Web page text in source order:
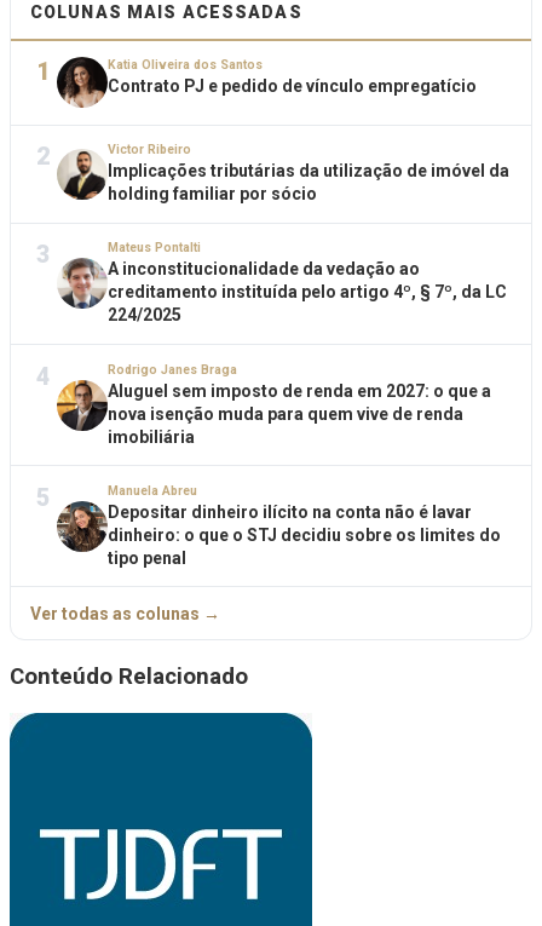
COLUNAS MAIS ACESSADAS
1 Katia Oliveira dos Santos
Contrato PJ e pedido de vínculo empregatício
2 Victor Ribeiro
Implicações tributárias da utilização de imóvel da
holding familiar por sócio
3 Mateus Pontalti
A inconstitucionalidade da vedação ao
creditamento instituída pelo artigo 4º, § 7º, da LC
224/2025
4 Rodrigo Janes Braga
Aluguel sem imposto de renda em 2027: o que a
nova isenção muda para quem vive de renda
imobiliária
5 Manuela Abreu
Depositar dinheiro ilícito na conta não é lavar
dinheiro: o que o STJ decidiu sobre os limites do
tipo penal
Ver todas as colunas →
Conteúdo Relacionado